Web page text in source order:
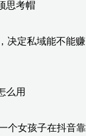
思考帽
决定私域能不能赚
么用
个女孩子在抖音靠